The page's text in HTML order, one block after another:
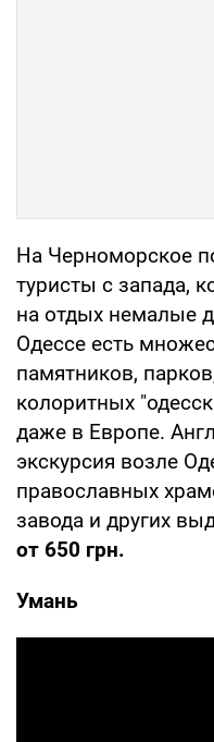
На Черноморское
туристы с запада,
на отдых немалые
Одессе есть
памятников,
колоритных
даже в Европе.
экскурсия возле
православных
завода и других
от 650 грн.
Умань